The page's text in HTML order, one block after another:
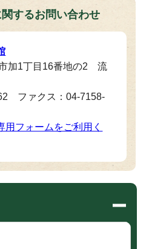
するお問い合わせ
加1丁目16番地の2 流
ファクス：04-7158-
用フォームをご利用く